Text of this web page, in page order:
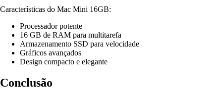
Características do Mac Mini 16GB:
Processador potente
16 GB de RAM para multitarefa
Armazenamento SSD para velocidade
Gráficos avançados
Design compacto e elegante
Conclusão